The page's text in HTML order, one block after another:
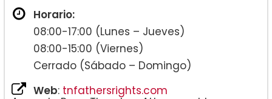
Planes de crianza:
Horario:
08:00-17:00 (Lunes – Jueves)
08:00-15:00 (Viernes)
Cerrado (Sábado – Domingo)
Web: tnfathersrights.com